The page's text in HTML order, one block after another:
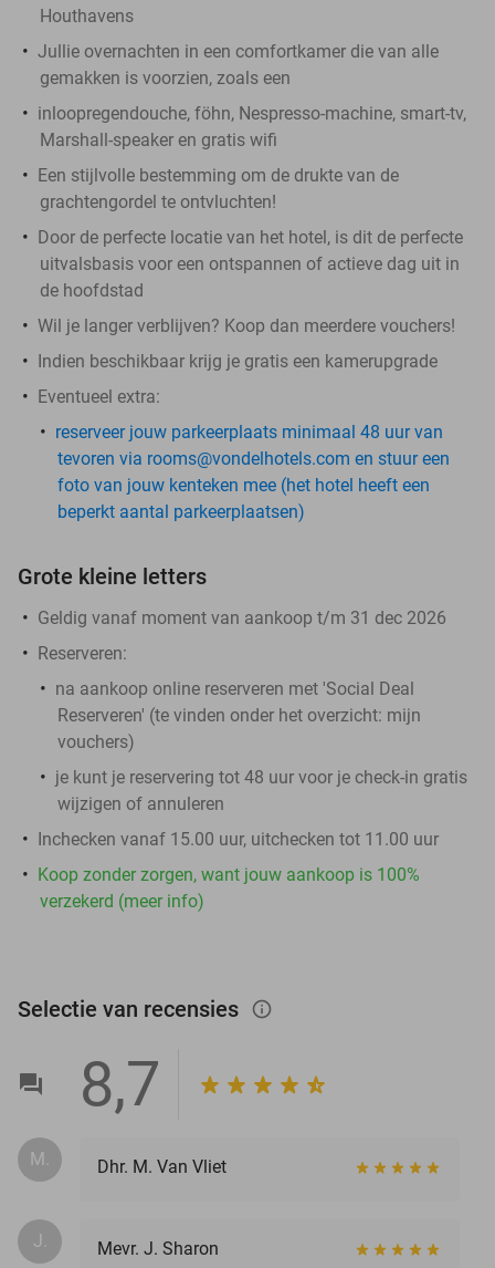
Houthavens
Jullie overnachten in een comfortkamer die van alle
gemakken is voorzien, zoals een
inloopregendouche, föhn, Nespresso-machine, smart-tv,
Marshall-speaker en gratis wifi
Een stijlvolle bestemming om de drukte van de
grachtengordel te ontvluchten!
Door de perfecte locatie van het hotel, is dit de perfecte
uitvalsbasis voor een ontspannen of actieve dag uit in
de hoofdstad
Wil je langer verblijven? Koop dan meerdere vouchers!
Indien beschikbaar krijg je gratis een kamerupgrade
Eventueel extra:
reserveer jouw parkeerplaats minimaal 48 uur van
tevoren via rooms@vondelhotels.com en stuur een
foto van jouw kenteken mee (het hotel heeft een
beperkt aantal parkeerplaatsen)
Grote kleine letters
Geldig vanaf moment van aankoop t/m 31 dec 2026
Reserveren:
na aankoop online reserveren met 'Social Deal
Reserveren' (te vinden onder het overzicht: mijn
vouchers)
je kunt je reservering tot 48 uur voor je check-in gratis
wijzigen of annuleren
Inchecken vanaf 15.00 uur, uitchecken tot 11.00 uur
Koop zonder zorgen, want jouw aankoop is 100%
verzekerd (meer info)
Selectie van recensies info_outlined
8,7
M. Dhr. M. Van Vliet
J. Mevr. J. Sharon